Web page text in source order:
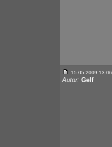
15.05.2009 13:06
Autor: Gelf